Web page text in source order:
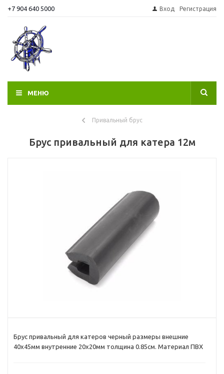
+7 904 640 5000 Вход Регистрация
МЕНЮ
Привальный брус
Брус привальный для катера 12м
Брус привальный для катеров черный размеры внешние
40х45мм внутренние 20х20мм толщина 0.85см. Материал ПВХ